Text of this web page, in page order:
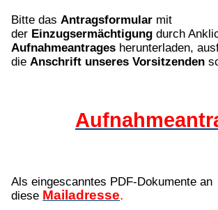
Bitte dasAntragsformular mit
der Einzugsermächtigung durch
Aufnahmeantrages herunterladen,
dieAnschrift unseres Vorsitzenden
Als eingescanntes PDF-Dokumente an
diese Mailadresse.